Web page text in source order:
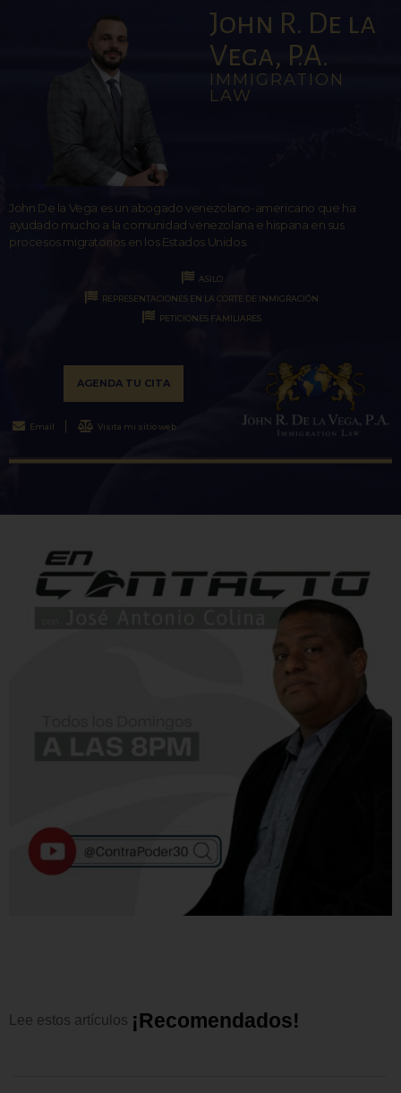
John R. De la
Vega, P.A.
IMMIGRATION
LAW
John De la Vega es un abogado venezolano-americano que ha
ayudado mucho a la comunidad venezolana e hispana en sus
procesos migratorios en los Estados Unidos.
ASILO
REPRESENTACIONES EN LA CORTE DE INMIGRACIÓN
PETICIONES FAMILIARES
AGENDA TU CITA
Email Visita mi sitio web
Lee estos artículos ¡Recomendados!